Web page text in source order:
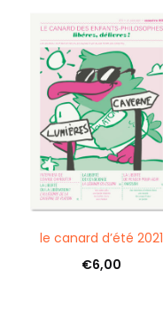
le canard d’été 2021
€6,00